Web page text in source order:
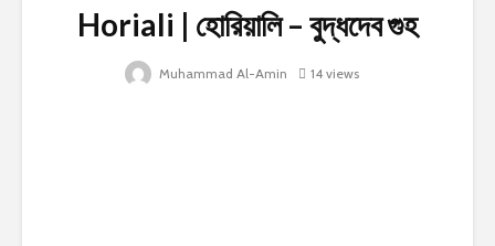
Horiali | হোরিয়ালি – বুদ্ধদেব গুহ
Muhammad Al-Amin 14 views